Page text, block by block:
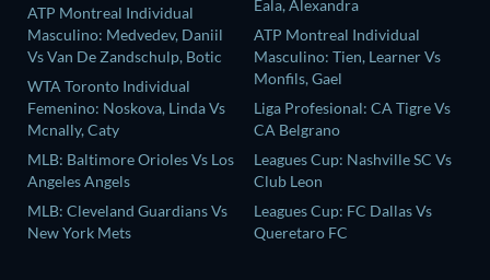
ATP Montreal Individual
Masculino: Medvedev, Daniil
Vs Van De Zandschulp, Botic
WTA Toronto Individual
Femenino: Noskova, Linda Vs
Mcnally, Caty
MLB: Baltimore Orioles Vs Los
Angeles Angels
MLB: Cleveland Guardians Vs
New York Mets
Eala, Alexandra
ATP Montreal Individual
Masculino: Tien, Learner Vs
Monfils, Gael
Liga Profesional: CA Tigre Vs
CA Belgrano
Leagues Cup: Nashville SC Vs
Club Leon
Leagues Cup: FC Dallas Vs
Queretaro FC